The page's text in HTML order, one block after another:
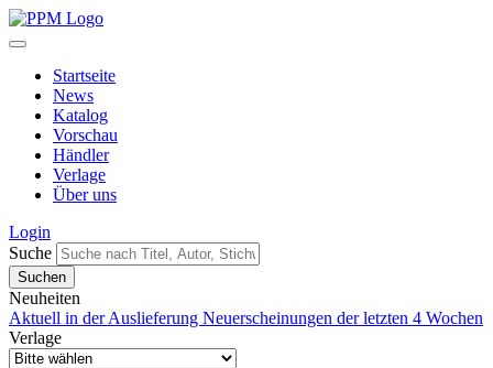
Startseite
News
Katalog
Vorschau
Händler
Verlage
Über uns
Login
Suche
Neuheiten
Aktuell in der Auslieferung Neuerscheinungen der letzten 4 Wochen
Verlage